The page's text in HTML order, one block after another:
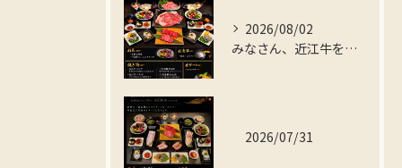
2026/08/02
みなさん、近江牛を存分に楽しんでみませんか？
2026/07/31